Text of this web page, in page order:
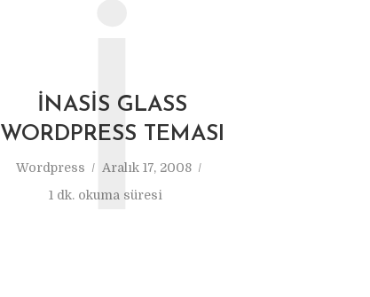
İNASIS GLASS
WORDPRESS TEMASI
Wordpress
Aralık 17, 2008
1 dk. okuma süresi
İ